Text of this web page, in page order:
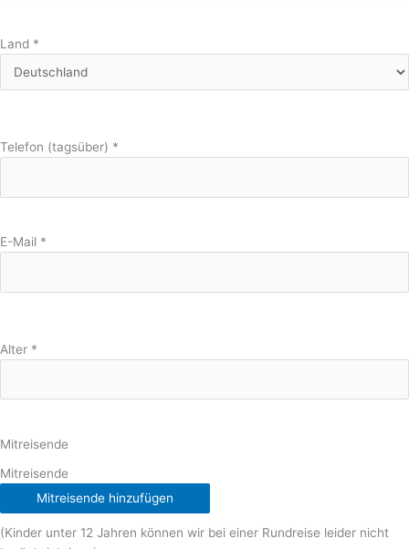
Land *
Telefon (tagsüber) *
E-Mail *
Alter *
Mitreisende
Mitreisende
Mitreisende hinzufügen
(Kinder unter 12 Jahren können wir bei einer Rundreise leider nicht